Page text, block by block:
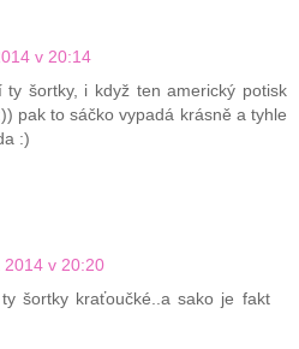
v 20:14
šortky, i když ten americký potisk
pak to sáčko vypadá krásně a tyhle
:)
2014 v 20:20
šortky kraťoučké..a sako je fakt